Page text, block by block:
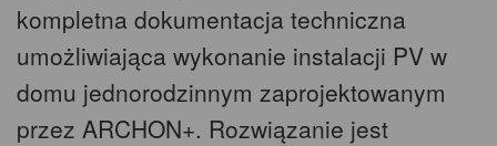
kompletna dokumentacja techniczna
umożliwiająca wykonanie instalacji PV w
domu jednorodzinnym zaprojektowanym
przez ARCHON+. Rozwiązanie jest